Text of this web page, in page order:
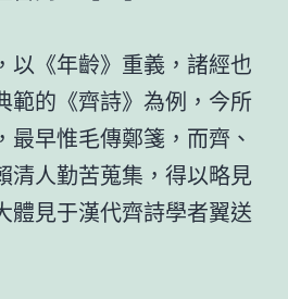
以《年齡》重義，諸經也
範的《齊詩》為例，今所
最早惟毛傳鄭箋，而齊、
清人勤苦蒐集，得以略見
體見于漢代齊詩學者翼送